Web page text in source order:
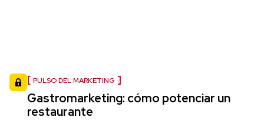
PULSO DEL MARKETING
Gastromarketing: cómo potenciar un
restaurante